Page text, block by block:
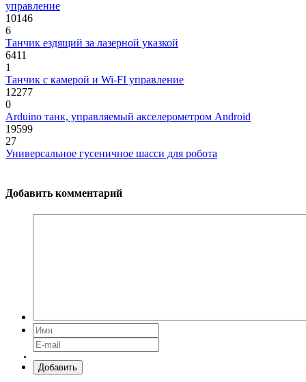
управление
10146
6
Танчик ездящий за лазерной указкой
6411
1
Танчик с камерой и Wi-FI управление
12277
0
Arduino танк, управляемый акселерометром Android
19599
27
Универсальное гусеничное шасси для робота
Добавить комментарий
Добавить